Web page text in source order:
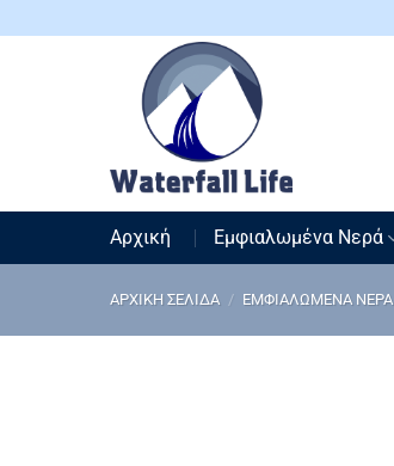
στο
Αρχική Εμφιαλωμένα Νερά
ΑΡΧΙΚΉ ΣΕΛΊΔΑ / ΕΜΦΙΑΛΩΜΈΝΑ ΝΕΡΆ